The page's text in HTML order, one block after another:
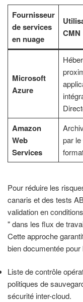
Fournisseur
de services
en nuage
CMN
Microsoft
Azure
Amazon
Web
Services
par
Pour réduire les
canaris et des tests
validation en
" dans les flux de
Cette approche
bien documentée
Liste de contrôle
politiques de
sécurité inter-cloud.